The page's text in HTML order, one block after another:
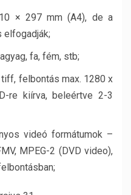
× 297 mm (A4), de a
elfogadják;
fa, fém, stb;
felbontás max. 1280 x
re kiírva, beleértve 2-3
videó formátumok –
MPEG-2 (DVD video),